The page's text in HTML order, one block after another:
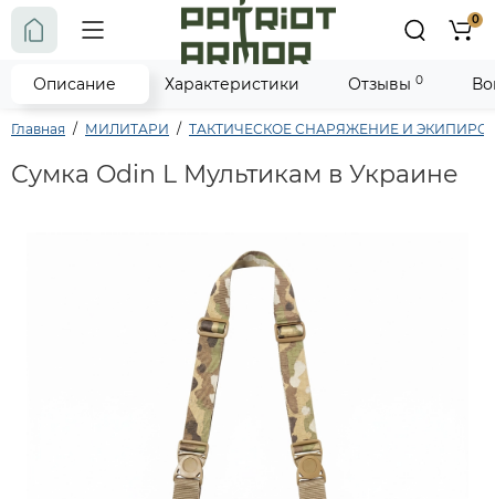
0
Главная МИЛИТАРИ ТАКТИЧЕСКОЕ СНАРЯЖЕНИЕ И
Сумка Odin L Мультикам в Украине
Описание Характеристики Отзывы 0